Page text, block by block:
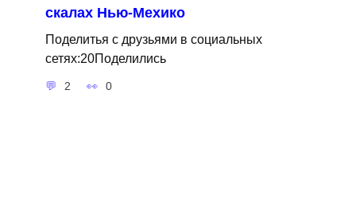
скалах Нью-Мехико
Поделитья с друзьями в социальных
сетях:20Поделились
2 0